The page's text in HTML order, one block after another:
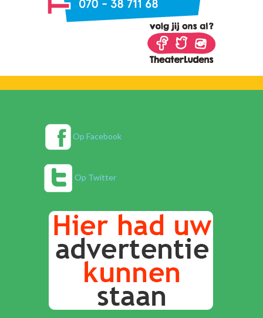
Op Facebook
Op Twitter